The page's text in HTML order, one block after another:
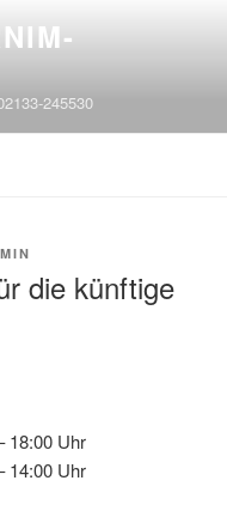
245530
die künftige
Uhr
Uhr